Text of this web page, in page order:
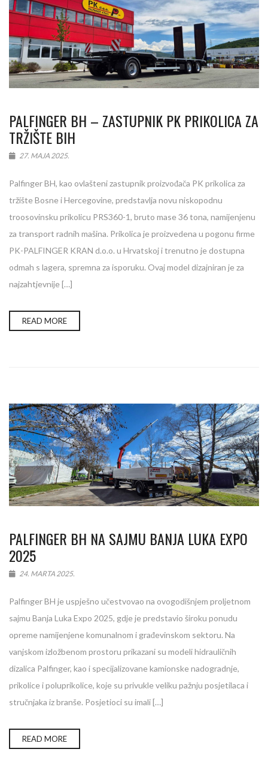
PALFINGER BH – ZASTUPNIK PK PRIKOLICA ZA
TRŽIŠTE BIH
27. MAJA 2025.
Palfinger BH, kao ovlašteni zastupnik proizvođača PK prikolica za
tržište Bosne i Hercegovine, predstavlja novu niskopodnu
troosovinsku prikolicu PRS360-1, bruto mase 36 tona, namijenjenu
za transport radnih mašina. Prikolica je proizvedena u pogonu firme
PK-PALFINGER KRAN d.o.o. u Hrvatskoj i trenutno je dostupna
odmah s lagera, spremna za isporuku. Ovaj model dizajniran je za
najzahtjevnije […]
READ MORE
PALFINGER BH NA SAJMU BANJA LUKA EXPO
2025
24. MARTA 2025.
Palfinger BH je uspješno učestvovao na ovogodišnjem proljetnom
sajmu Banja Luka Expo 2025, gdje je predstavio široku ponudu
opreme namijenjene komunalnom i građevinskom sektoru. Na
vanjskom izložbenom prostoru prikazani su modeli hidrauličnih
dizalica Palfinger, kao i specijalizovane kamionske nadogradnje,
prikolice i poluprikolice, koje su privukle veliku pažnju posjetilaca i
stručnjaka iz branše. Posjetioci su imali […]
READ MORE